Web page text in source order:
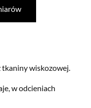
tkaniny wiskozowej.
w odcieniach